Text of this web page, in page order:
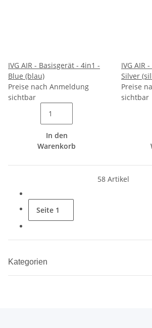
IVG AIR - Basisgerät - 4in1 -
Blue (blau)
Preise nach Anmeldung
sichtbar
In den
Warenkorb
IVG AIR
Silver
Preise
sichtbar
58 Artikel
Seite 1
Kategorien